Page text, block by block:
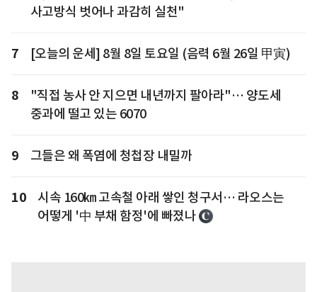
사고방식 벗어나 과감히 실천"
7 [오늘의 운세] 8월 8일 토요일 (음력 6월 26일 甲寅)
8
"직접 농사 안 지으면 내년까지 팔아라"… 양도세
중과에 떨고 있는 6070
9 그들은 왜 폭염에 청첩장 내밀까
10
시속 160㎞ 고속철 아래 쌓인 청구서… 라오스는
어떻게 '中 부채 함정'에 빠졌나